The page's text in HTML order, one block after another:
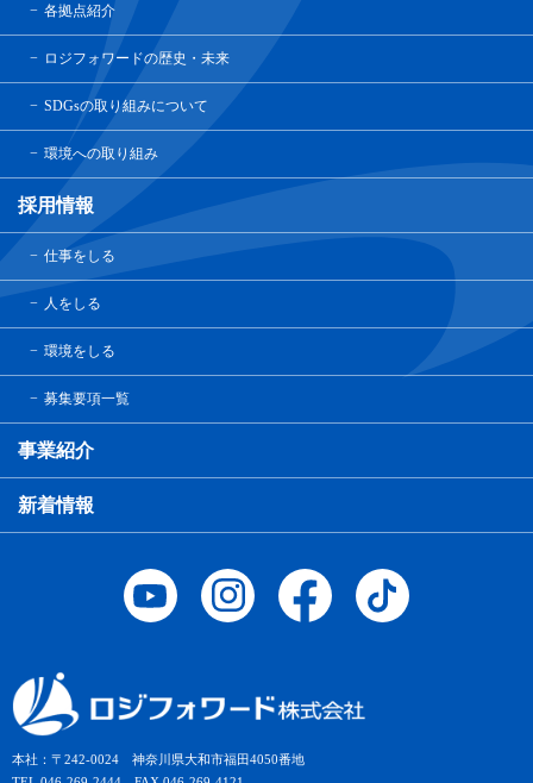
本社：〒242-0024 神奈川県大和市福田4050番地
各拠点紹介
ロジフォワードの歴史・未来
SDGsの取り組みについて
環境への取り組み
採用情報
仕事をしる
人をしる
環境をしる
募集要項一覧
事業紹介
新着情報